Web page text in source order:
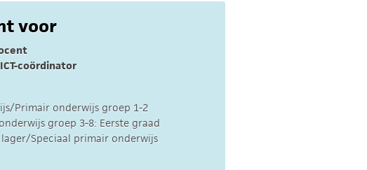
voor
coördinator
Primair onderwijs groep 1-2
groep 3-8: Eerste graad
Speciaal primair onderwijs